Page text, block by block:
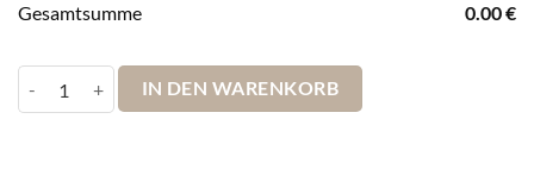
Gesamtsumme
0.00€
Pinnwand Europakarte Leinwandbild Braun Menge
IN DEN WARENKORB